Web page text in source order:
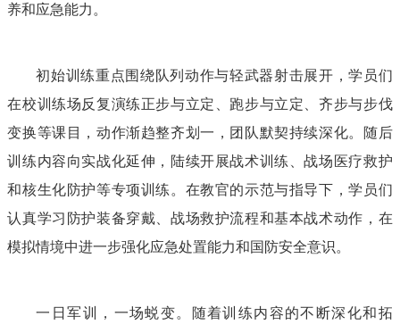
养和应急能力。
初始训练重点围绕队列动作与轻武器射击展开，学员们
在校训练场反复演练正步与立定、跑步与立定、齐步与步伐
变换等课目，动作渐趋整齐划一，团队默契持续深化。随后
训练内容向实战化延伸，陆续开展战术训练、战场医疗救护
和核生化防护等专项训练。在教官的示范与指导下，学员们
认真学习防护装备穿戴、战场救护流程和基本战术动作，在
模拟情境中进一步强化应急处置能力和国防安全意识。
一日军训，一场蜕变。随着训练内容的不断深化和拓